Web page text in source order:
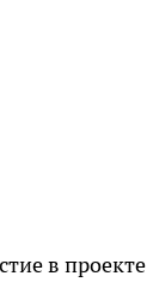
в проекте